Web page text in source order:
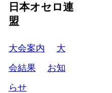
日本オセロ連
盟
大会案内
大
会結果
お知
らせ